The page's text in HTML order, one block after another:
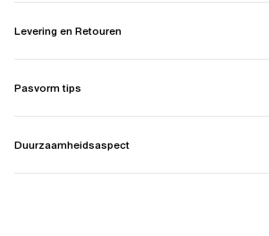
Levering en Retouren
Pasvorm tips
Duurzaamheidsaspect